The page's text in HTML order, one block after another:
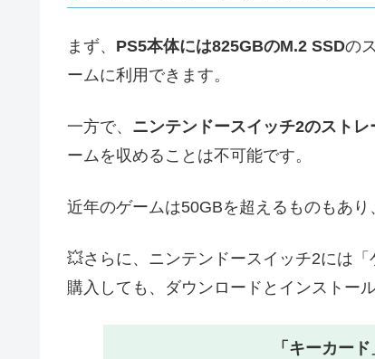
まず、 PS5本体には825GBのM.2 SSDの
ームに利用できます。
一方で、 ニンテンドースイッチ2のスト
ームを収めることは不可能です。
近年のゲームは50GBを超えるものもあ
💥さらに、ニンテンドースイッチ2には
購入しても、ダウンロードとインストー
「キーカー